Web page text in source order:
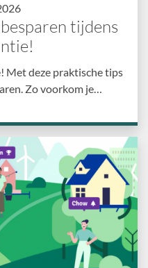
tijdens
Met deze praktische tips
Zo voorkom je…